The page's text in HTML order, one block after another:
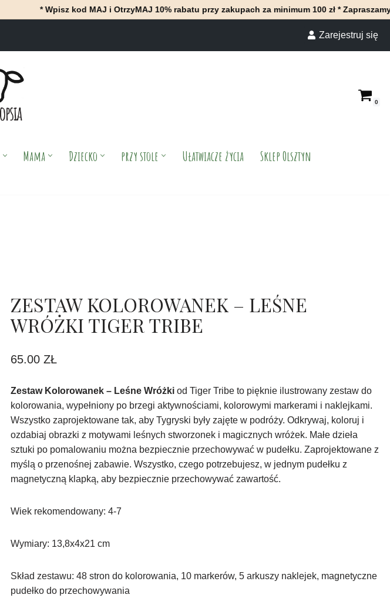
kod MAJ i OtrzyMAJ 10% rabatu przy zakupach za minimum 100 zł * Zapraszamy do
Zarejestruj się
0
Mama Dziecko przy stole Ułatwiacze życia
Sklep Olsztyn
ZESTAW KOLOROWANEK – LEŚNE
WRÓŻKI TIGER TRIBE
65.00ZŁ
Zestaw Kolorowanek – Leśne Wróżki od Tiger Tribe to pięknie ilustrowany zestaw do
kolorowania, wypełniony po brzegi aktywnościami, kolorowymi markerami i naklejkami.
Wszystko zaprojektowane tak, aby Tygryski były zajęte w podróży. Odkrywaj, koloruj i
ozdabiaj obrazki z motywami leśnych stworzonek i magicznych wróżek. Małe dzieła
sztuki po pomalowaniu można bezpiecznie przechowywać w pudełku. Zaprojektowane z
myślą o przenośnej zabawie. Wszystko, czego potrzebujesz, w jednym pudełku z
magnetyczną klapką, aby bezpiecznie przechowywać zawartość.
Wiek rekomendowany: 4-7
Wymiary: 13,8x4x21 cm
Skład zestawu: 48 stron do kolorowania, 10 markerów, 5 arkuszy naklejek, magnetyczne
pudełko do przechowywania